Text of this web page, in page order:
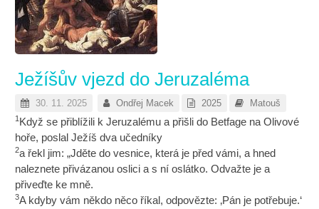
Ježíšův vjezd do Jeruzaléma
30. 11. 2025 Ondřej Macek 2025 Matouš
1 Když se přiblížili k Jeruzalému a přišli do Betfage na Olivové
hoře, poslal Ježíš dva učedníky
2a řekl jim: „Jděte do vesnice, která je před vámi, a hned
naleznete přivázanou oslici a s ní oslátko. Odvažte je a
přiveďte ke mně.
3A kdyby vám někdo něco říkal, odpovězte: ‚Pán je potřebuje.‘